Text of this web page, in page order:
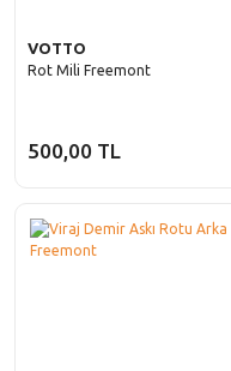
VOTTO
Rot Mili Freemont
500,00 TL